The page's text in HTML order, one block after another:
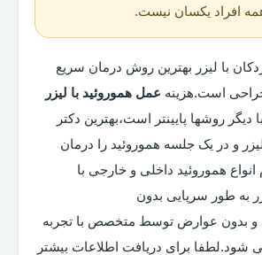
افراد یکسان نیست.
با لیزر بهترین روش درمان سریع
است.هزینه عمل هموروئید با لیزر
دیگر روشها پایینتر است،بهترین دکتر
و در یک جلسه هموروئید را درمان
هموروئید داخلی و خارجی با
به طور سرپایی بدون
و بدون عوارض توسط متخصص با تجربه
شود.لطفا برای دریافت اطلاعات بیشتر